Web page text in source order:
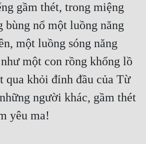
gầm thét, trong miệng
bùng nổ một luồng năng
một luồng sóng năng
một con rồng khổng lồ
qua khỏi đỉnh đầu của Từ
người khác, gầm thét